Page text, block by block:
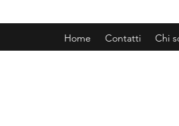
Chi
Contatti
Home